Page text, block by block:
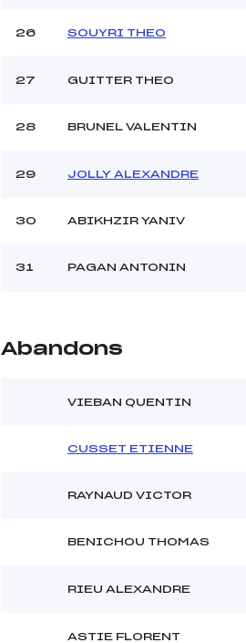
26 SOUYRI THEO
27 GUITTER THEO
28 BRUNEL VALENTIN
29 JOLLY ALEXANDRE
30 ABIKHZIR YANIV
31 PAGAN ANTONIN
Abandons
VIEBAN QUENTIN
CUSSET ETIENNE
RAYNAUD VICTOR
BENICHOU THOMAS
RIEU ALEXANDRE
ASTIE FLORENT